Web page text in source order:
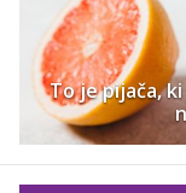
To je pijača,